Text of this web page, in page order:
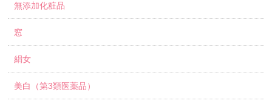
無添加化粧品
窓
絹女
美白（第3類医薬品）